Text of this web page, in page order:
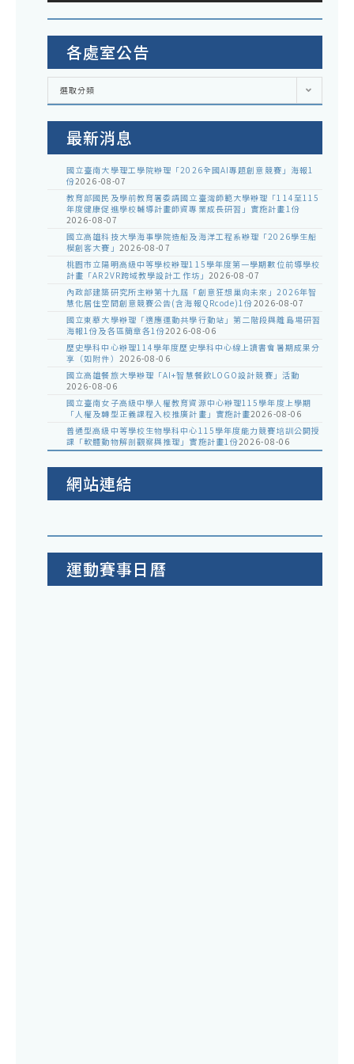
各處室公告
各
室
選取分類
最新消息
國立臺南大學理工學院辦理「2026全國AI專題創意競賽」海報1
份2026-08-07
教育部國民及學前教育署委請國立臺灣師範大學辦理「114至115
年度健康促進學校輔導計畫師資專業成長研習」實施計畫1份
2026-08-07
國立高雄科技大學海事學院造船及海洋工程系辦理「2026學生船
模創客大賽」 2026-08-07
桃園市立陽明高級中等學校辦理115學年度第一學期數位前導學校
計畫「AR2VR跨域教學設計工作坊」 2026-08-07
內政部建築研究所主辦第十九屆「創意狂想巢向未來」2026年智
慧化居住空間創意競賽公告(含海報QRcode)1份2026-08-07
國立東華大學辦理「適應運動共學行動站」第二階段與離島場研習
海報1份及各區簡章各1份2026-08-06
歷史學科中心辦理114學年度歷史學科中心線上讀書會暑期成果分
享（如附件） 2026-08-06
國立高雄餐旅大學辦理「AI+智慧餐飲LOGO設計競賽」活動
2026-08-06
國立臺南女子高級中學人權教育資源中心辦理115學年度上學期
「人權及轉型正義課程入校推廣計畫」實施計畫2026-08-06
普通型高級中等學校生物學科中心115學年度能力競賽培訓公開授
課「軟體動物解剖觀察與推理」實施計畫1份2026-08-06
網站連結
運動賽事日曆